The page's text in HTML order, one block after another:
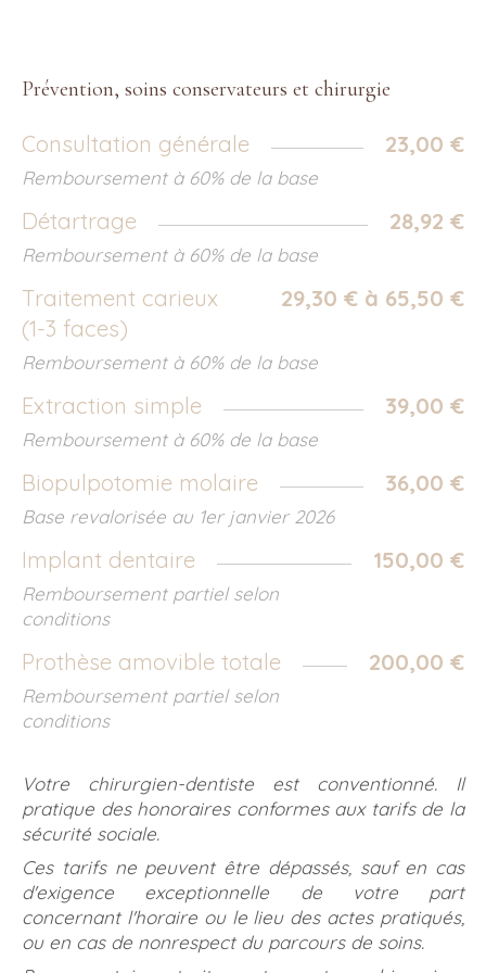
Prévention, soins conservateurs et chirurgie
23,00 €
Consultation générale
Remboursement à 60% de la base
28,92 €
Détartrage
Remboursement à 60% de la base
29,30 € à 65,50 €
Traitement carieux
(1-3 faces)
Remboursement à 60% de la base
39,00 €
Extraction simple
Remboursement à 60% de la base
36,00 €
Biopulpotomie molaire
Base revalorisée au 1er janvier 2026
150,00 €
Implant dentaire
Remboursement partiel selon
conditions
200,00 €
Prothèse amovible totale
Remboursement partiel selon
conditions
Votre chirurgien-dentiste est conventionné. Il
pratique des honoraires conformes aux tarifs de la
sécurité sociale.
Ces tarifs ne peuvent être dépassés, sauf en cas
d'exigence exceptionnelle de votre part
concernant l'horaire ou le lieu des actes pratiqués,
ou en cas de nonrespect du parcours de soins.